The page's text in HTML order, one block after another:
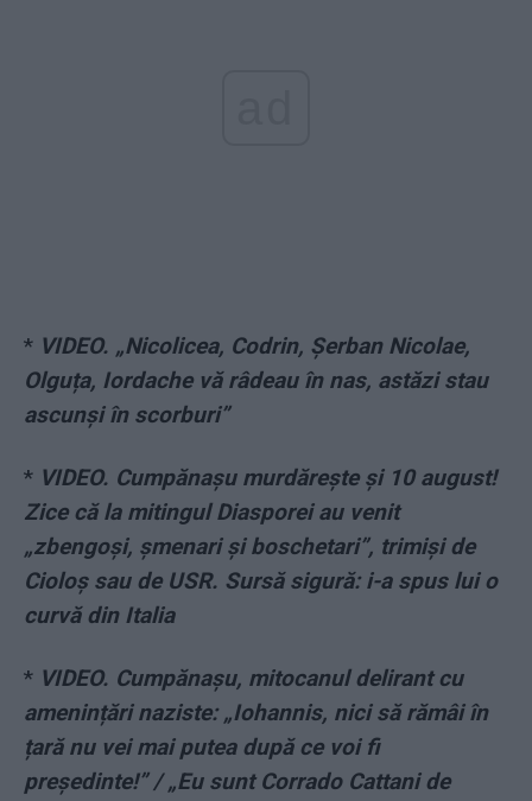
* VIDEO. „Nicolicea, Codrin, Șerban Nicolae,
Olguța, Iordache vă râdeau în nas, astăzi stau
ascunși în scorburi”
* VIDEO. Cumpănașu murdărește și 10 august!
Zice că la mitingul Diasporei au venit
„zbengoși, șmenari și boschetari”, trimiși de
Cioloș sau de USR. Sursă sigură: i-a spus lui o
curvă din Italia
* VIDEO. Cumpănașu, mitocanul delirant cu
amenințări naziste: „Iohannis, nici să rămâi în
țară nu vei mai putea după ce voi fi
președinte!” / „Eu sunt Corrado Cattani de